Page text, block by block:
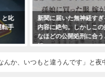
と叱
転手
新聞に届いた無神経すぎ
内容に絶句。しかしこ
なほどの公開処刑に合う
に・・・
んか、いつもと違うんです」と